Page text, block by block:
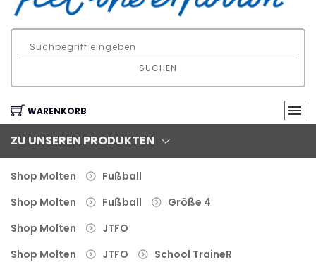
SUCHEN
WARENKORB
ZU UNSEREN PRODUKTEN
Shop Molten
Fußball
Shop Molten
Fußball
Größe 4
Shop Molten
JTFO
Shop Molten
JTFO School TraineR